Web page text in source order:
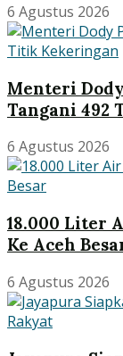
6 Agustus 2026
Menteri
Tangani 492
6 Agustus 2026
18.000 Liter
Ke Aceh
6 Agustus 2026